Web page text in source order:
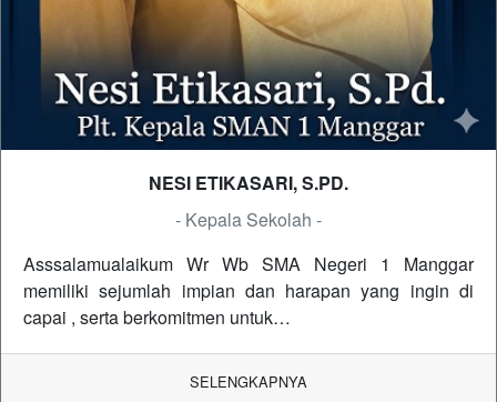
NESI ETIKASARI, S.PD.
- Kepala Sekolah -
Asssalamualaikum Wr Wb SMA Negeri 1 Manggar
memiliki sejumlah impian dan harapan yang ingin di
capai , serta berkomitmen untuk…
SELENGKAPNYA